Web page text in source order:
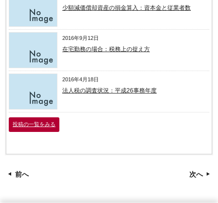
少額減価償却資産の損金算入：資本金と従業者数
2016年9月12日
在宅勤務の場合：税務上の捉え方
2016年4月18日
法人税の調査状況：平成26事務年度
投稿の一覧をみる
前へ 次へ